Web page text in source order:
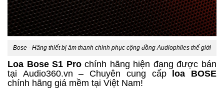
Bose - Hãng thiết bị âm thanh chinh phục cộng đồng Audiophiles thế giới
Loa Bose S1 Prochính hãng hiện đang được bán
tại Audio360.vn – Chuyên cung cấp loa BOSE
chính hãng giá mềm tại Việt Nam!